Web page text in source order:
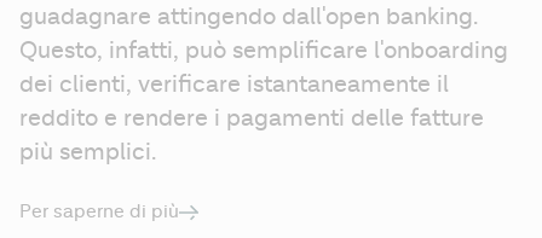
guadagnare attingendo dall'open banking.
Questo, infatti, può semplificare l'onboarding
dei clienti, verificare istantaneamente il
reddito e rendere i pagamenti delle fatture
più semplici.
Per saperne di più